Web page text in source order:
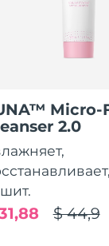
Micro-
2.0
$ 44,9